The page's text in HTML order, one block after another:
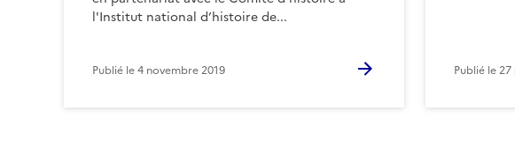
l'Institut national d’histoire de...
Publié le4 novembre 2019 Publié le27